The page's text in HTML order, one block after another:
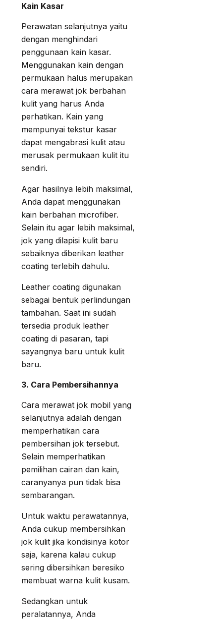
Kain Kasar
Perawatan selanjutnya yaitu
dengan menghindari
penggunaan kain kasar.
Menggunakan kain dengan
permukaan halus merupakan
cara merawat jok berbahan
kulit yang harus Anda
perhatikan. Kain yang
mempunyai tekstur kasar
dapat mengabrasi kulit atau
merusak permukaan kulit itu
sendiri.
Agar hasilnya lebih maksimal,
Anda dapat menggunakan
kain berbahan microfiber.
Selain itu agar lebih maksimal,
jok yang dilapisi kulit baru
sebaiknya diberikan leather
coating terlebih dahulu.
Leather coating digunakan
sebagai bentuk perlindungan
tambahan. Saat ini sudah
tersedia produk leather
coating di pasaran, tapi
sayangnya baru untuk kulit
baru.
3. Cara Pembersihannya
Cara merawat jok mobil yang
selanjutnya adalah dengan
memperhatikan cara
pembersihan jok tersebut.
Selain memperhatikan
pemilihan cairan dan kain,
caranyanya pun tidak bisa
sembarangan.
Untuk waktu perawatannya,
Anda cukup membersihkan
jok kulit jika kondisinya kotor
saja, karena kalau cukup
sering dibersihkan beresiko
membuat warna kulit kusam.
Sedangkan untuk
peralatannya, Anda